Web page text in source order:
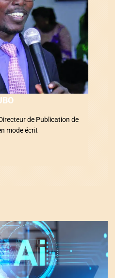
de Publication de
mode écrit